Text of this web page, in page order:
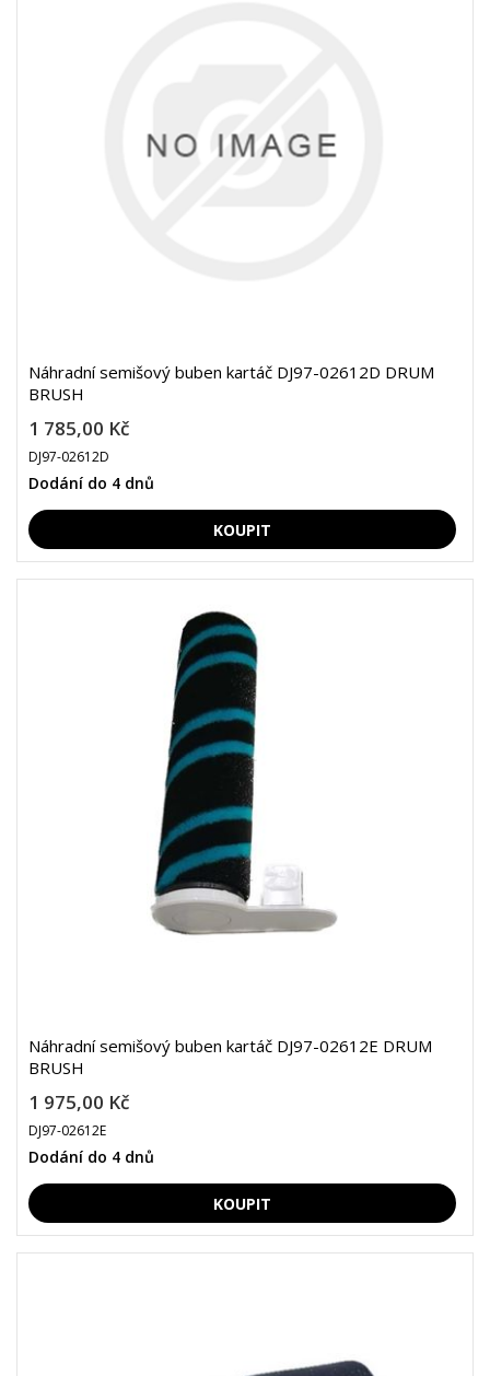
Náhradní semišový buben kartáč DJ97-02612D DRUM
BRUSH
1 785,00 Kč
DJ97-02612D
Dodání do 4 dnů
Náhradní semišový buben kartáč DJ97-02612E DRUM
BRUSH
1 975,00 Kč
DJ97-02612E
Dodání do 4 dnů